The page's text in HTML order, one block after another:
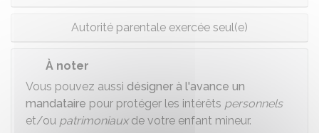
Autorité parentale exercée seul(e)
À noter
Vous pouvez aussi désigner à l'avance un
mandataire pour protéger les intérêts personnels
et/ou patrimoniauxde votre enfant mineur.